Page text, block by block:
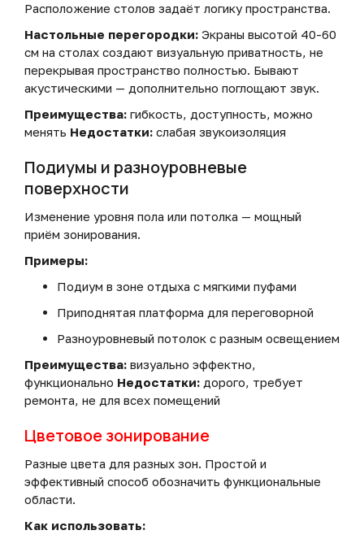
Расположение столов задаёт логику пространства.
Настольные перегородки: Экраны высотой 40-60
см на столах создают визуальную приватность, не
перекрывая пространство полностью. Бывают
акустическими — дополнительно поглощают звук.
Преимущества: гибкость, доступность, можно
менять Недостатки: слабая звукоизоляция
Подиумы и разноуровневые
поверхности
Изменение уровня пола или потолка — мощный
приём зонирования.
Примеры:
Подиум в зоне отдыха с мягкими пуфами
Приподнятая платформа для переговорной
Разноуровневый потолок с разным освещением
Преимущества: визуально эффектно,
функционально Недостатки: дорого, требует
ремонта, не для всех помещений
Цветовое зонирование
Разные цвета для разных зон. Простой и
эффективный способ обозначить функциональные
области.
Как использовать: